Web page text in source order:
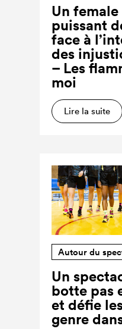
Un
puissant
face à
des
– Les
moi
Lire la suite
Autour du
Un
botte pas
et défie
genre